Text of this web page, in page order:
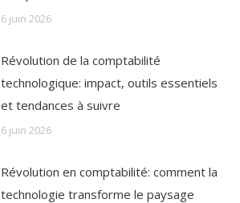
6 juin 2026
Révolution de la comptabilité
technologique: impact, outils essentiels
et tendances à suivre
6 juin 2026
Révolution en comptabilité: comment la
technologie transforme le paysage